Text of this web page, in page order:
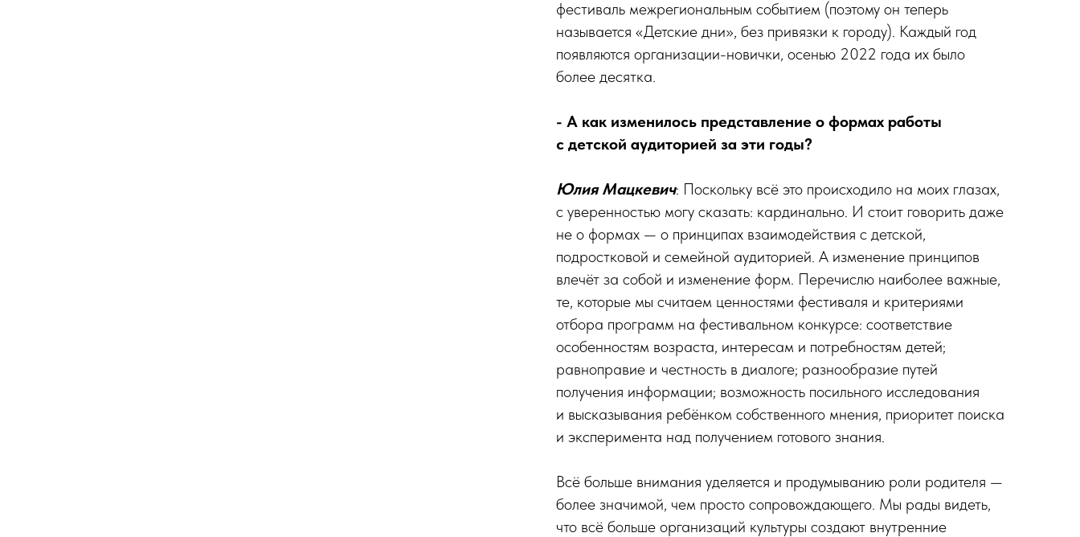
фестиваль межрегиональным событием (поэтому он теперь
называется «Детские дни», без привязки к городу). Каждый год
появляются организации-новички, осенью 2022 года их было
более десятка.
- А как изменилось представление о формах работы
с детской аудиторией за эти годы?
Юлия Мацкевич: Поскольку всё это происходило на моих глазах,
с уверенностью могу сказать: кардинально. И стоит говорить даже
не о формах — о принципах взаимодействия с детской,
подростковой и семейной аудиторией. А изменение принципов
влечёт за собой и изменение форм. Перечислю наиболее важные,
те, которые мы считаем ценностями фестиваля и критериями
отбора программ на фестивальном конкурсе: соответствие
особенностям возраста, интересам и потребностям детей;
равноправие и честность в диалоге; разнообразие путей
получения информации; возможность посильного исследования
и высказывания ребёнком собственного мнения, приоритет поиска
и эксперимента над получением готового знания.
Всё больше внимания уделяется и продумыванию роли родителя —
более значимой, чем просто сопровождающего. Мы рады видеть,
что всё больше организаций культуры создают внутренние